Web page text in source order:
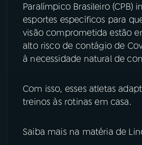
Instagram X
TikTok
Paralímpico Brasileiro (CPB)
esportes específicos para
visão comprometida estão
alto risco de contágio de
à necessidade natural de
Com isso, esses atletas
treinos às rotinas em casa.
Saiba mais na matéria de